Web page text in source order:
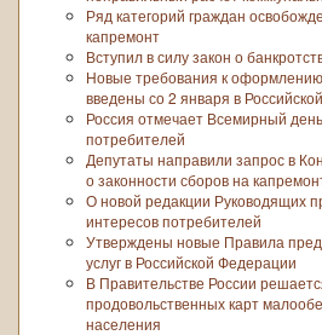
Ряд категорий граждан
капремонт
Вступил в силу закон о
Новые требования к
введены со 2 января в
Россия отмечает Всемирный
потребителей
Депутаты направили запрос в
о законности сборов на
О новой редакции Руководящих
интересов потребителей
Утверждены новые Правила
услуг в Российской Федерации
В Правительстве России
продовольственных карт
населения